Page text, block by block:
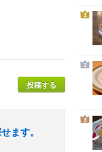
投稿する
ます。
1
2
3